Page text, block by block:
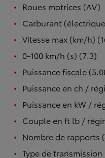
Roues motrices (AV)
Carburant
Vitesse max (km/h)
0-100 km/h (s) (7.3)
Puissance fiscale
Puissance en ch /
Puissance en kW /
Couple en ft lb /
Nombre de rapports
Type de